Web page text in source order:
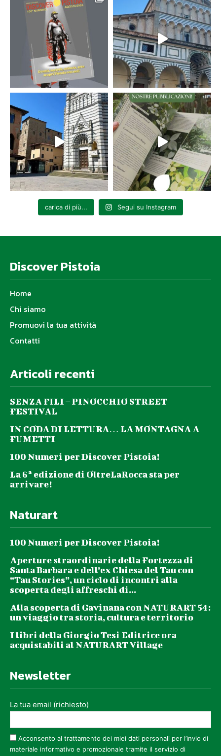
carica di più... Segui su Instagram
Discover Pistoia
Home
Chi siamo
Promuovi la tua attività
Contatti
Articoli recenti
SENZA FILI – PINOCCHIO STREET
FESTIVAL
IN CODA DI LETTURA… LA MONTAGNA A
FUMETTI
100 Numeri per Discover Pistoia!
La 6ª edizione di OltreLaRocca sta per
arrivare!
Naturart
100 Numeri per Discover Pistoia!
Aperture straordinarie della Fortezza di
Santa Barbara e dell’ex Chiesa del Tau con
“Tau Stories”, un ciclo di incontri alla
scoperta degli affreschi di...
Alla scoperta di Gavinana con NATURART 54:
un viaggio tra storia, cultura e territorio
I libri della Giorgio Tesi Editrice ora
acquistabili al NATURART Village
Newsletter
La tua email (richiesto)
Acconsento al trattamento dei miei dati personali per l’invio di
materiale informativo e promozionale tramite il servizio di